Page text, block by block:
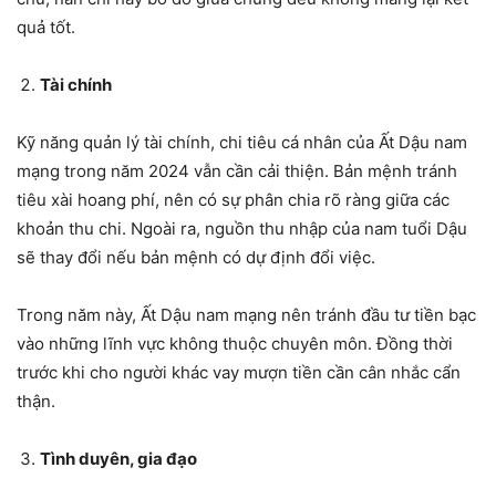
quả tốt.
Tài chính
Kỹ năng quản lý tài chính, chi tiêu cá nhân của Ất Dậu nam
mạng trong năm 2024 vẫn cần cải thiện. Bản mệnh tránh
tiêu xài hoang phí, nên có sự phân chia rõ ràng giữa các
khoản thu chi. Ngoài ra, nguồn thu nhập của nam tuổi Dậu
sẽ thay đổi nếu bản mệnh có dự định đổi việc.
Trong năm này, Ất Dậu nam mạng nên tránh đầu tư tiền bạc
vào những lĩnh vực không thuộc chuyên môn. Đồng thời
trước khi cho người khác vay mượn tiền cần cân nhắc cẩn
thận.
Tình duyên, gia đạo